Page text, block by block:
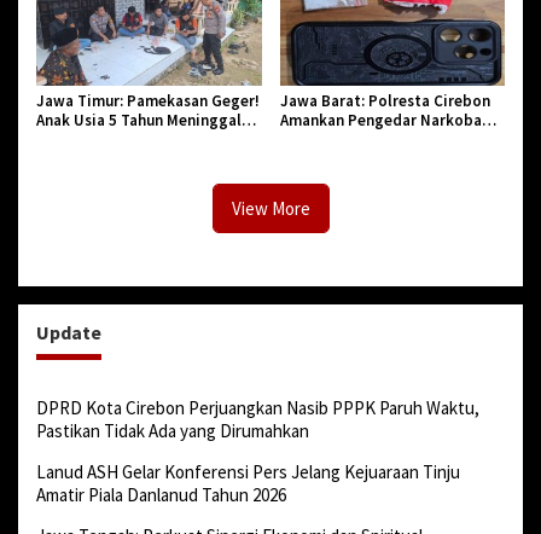
Jawa Timur: Pamekasan Geger!
Anak Usia 5 Tahun Meninggal
Jawa Barat: Polresta Cirebon
Amankan Pengedar Narkoba
View More
Update
DPRD Kota Cirebon Perjuangkan Nasib PPPK Paruh Waktu,
Pastikan Tidak Ada yang Dirumahkan
Lanud ASH Gelar Konferensi Pers Jelang Kejuaraan Tinju
Amatir Piala Danlanud Tahun 2026